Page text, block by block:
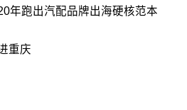
年跑出汽配品牌出海硬核范本
重庆